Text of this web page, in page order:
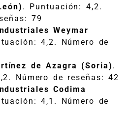
. Puntuación: 4,2.
79
Weymar
4,2. Número de
de Azagra (Soria).
Número de reseñas: 42
Codima
4,1. Número de